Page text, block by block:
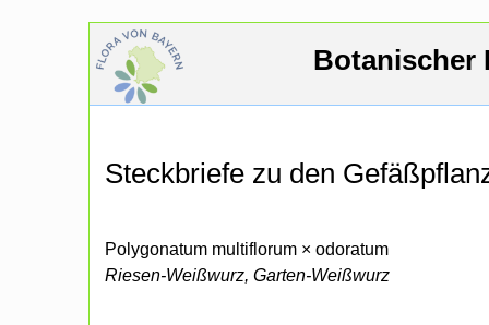
Botanischer
Steckbriefe zu den
Polygonatum multiflorum × odoratum
Riesen-Weißwurz, Garten-Weißwurz